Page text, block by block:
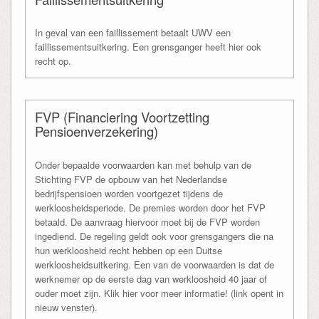
In geval van een faillissement betaalt UWV een
faillissementsuitkering. Een grensganger heeft hier ook
recht op.
FVP (Financiering Voortzetting
Pensioenverzekering)
Onder bepaalde voorwaarden kan met behulp van de
Stichting FVP de opbouw van het Nederlandse
bedrijfspensioen worden voortgezet tijdens de
werkloosheidsperiode. De premies worden door het FVP
betaald. De aanvraag hiervoor moet bij de FVP worden
ingediend. De regeling geldt ook voor grensgangers die na
hun werkloosheid recht hebben op een Duitse
werkloosheidsuitkering. Een van de voorwaarden is dat de
werknemer op de eerste dag van werkloosheid 40 jaar of
ouder moet zijn. Klik hier voor meer informatie! (link opent in
nieuw venster).